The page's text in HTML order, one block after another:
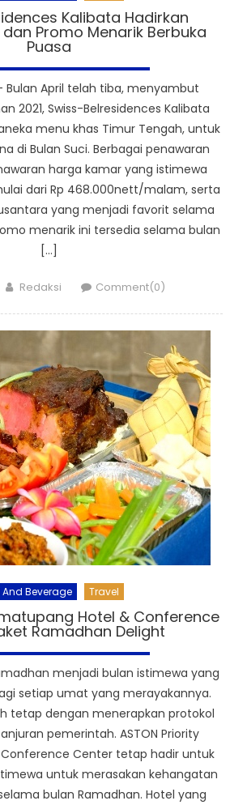
Kalibata Hadirkan
Promo Menarik Berbuka
Puasa
Bulan April telah tiba, menyambut
2021, Swiss-Belresidences Kalibata
menu khas Timur Tengah, untuk
di Bulan Suci. Berbagai penawaran
harga kamar yang istimewa
dari Rp 468.000nett/malam, serta
yang menjadi favorit selama
menarik ini tersedia selama bulan
[…]
Author
Redaksi Comment(0)
And Beverage Travel
Hotel & Conference
Ramadhan Delight
menjadi bulan istimewa yang
setiap umat yang merayakannya.
tetap dengan menerapkan protokol
pemerintah. ASTON Priority
Center tetap hadir untuk
untuk merasakan kehangatan
bulan Ramadhan. Hotel yang